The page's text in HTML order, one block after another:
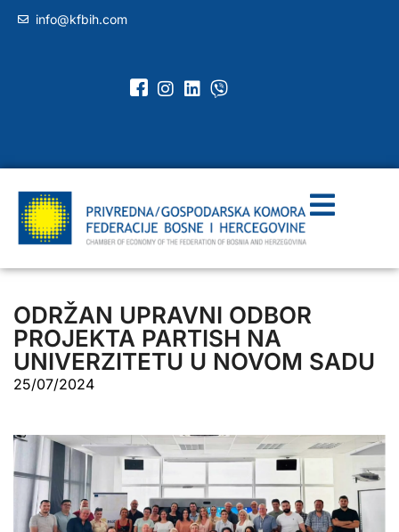
info@kfbih.com
ODRŽAN UPRAVNI ODBOR
PROJEKTA PARTISH NA
UNIVERZITETU U NOVOM SADU
25/07/2024